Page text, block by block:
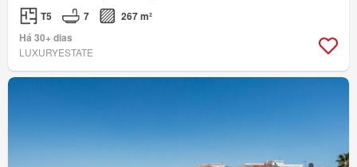
T5 7
267 m²
Há 30+ dias
LUXURYESTATE